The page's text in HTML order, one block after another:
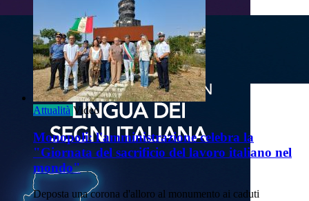
Attualità Video
Monopoli: l'amministrazione celebra la
"Giornata del sacrificio del lavoro italiano nel
mondo"
Deposta una corona d'alloro al monumento ai caduti